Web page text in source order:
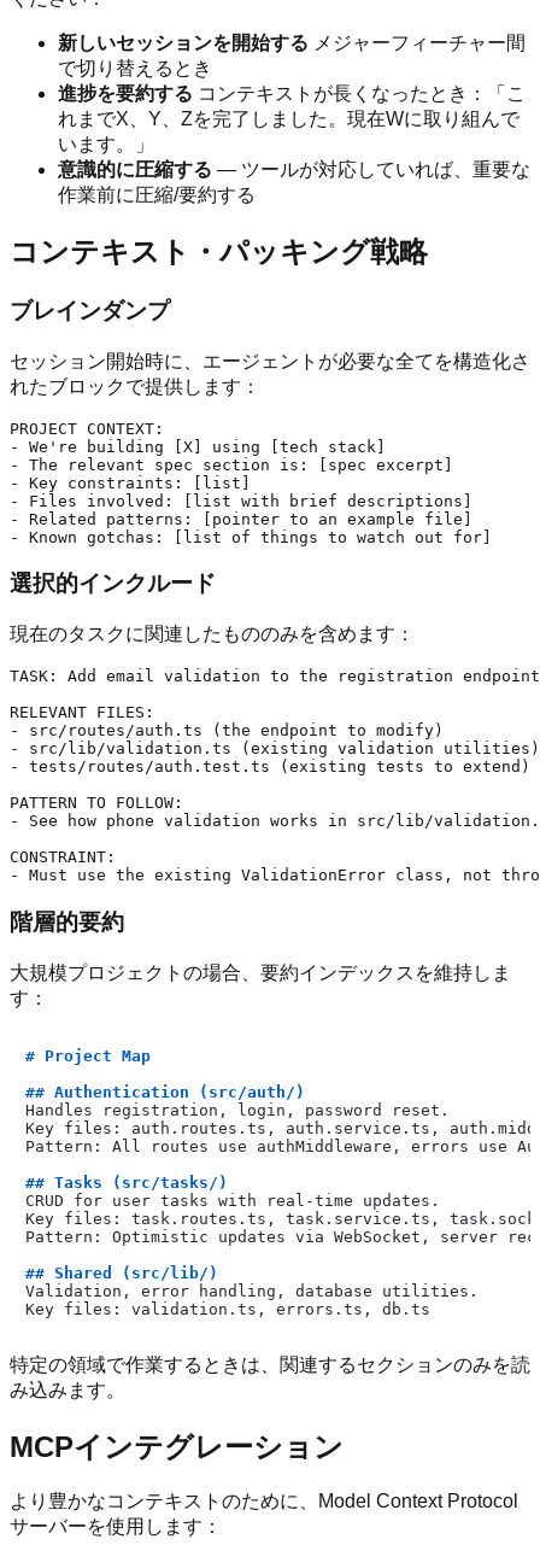
新しいセッションを開始する メジャーフィーチャー間
で切り替えるとき
進捗を要約する コンテキストが長くなったとき：「こ
れまでX、Y、Zを完了しました。現在Wに取り組んで
います。」
意識的に圧縮する — ツールが対応していれば、重要な
作業前に圧縮/要約する
コンテキスト・パッキング戦略
ブレインダンプ
セッション開始時に、エージェントが必要な全てを構造化さ
れたブロックで提供します：
PROJECT CONTEXT:
- We're building [X] using [tech stack]
- The relevant spec section is: [spec excerpt]
- Key constraints: [list]
- Files involved: [list with brief descriptions]
- Related patterns: [pointer to an example file]
選択的インクルード
現在のタスクに関連したもののみを含めます：
TASK: Add email validation to the registration endpoint
RELEVANT FILES:
- src/routes/auth.ts (the endpoint to modify)
- src/lib/validation.ts (existing validation utilities)
- tests/routes/auth.test.ts (existing tests to extend)
PATTERN TO FOLLOW:
- See how phone validation works in src/lib/
CONSTRAINT:
階層的要約
大規模プロジェクトの場合、要約インデックスを維持しま
す：
# Project Map
## Authentication (src/auth/)
Handles registration, login, password reset.
Key files: auth.routes.ts, auth.service.ts,
Pattern: All routes use authMiddleware, errors use
## Tasks (src/tasks/)
CRUD for user tasks with real-time updates.
Key files: task.routes.ts, task.service.ts,
Pattern: Optimistic updates via WebSocket, server
## Shared (src/lib/)
Validation, error handling, database utilities.
特定の領域で作業するときは、関連するセクションのみを読
み込みます。
MCPインテグレーション
より豊かなコンテキストのために、Model Context Protocol
サーバーを使用します：